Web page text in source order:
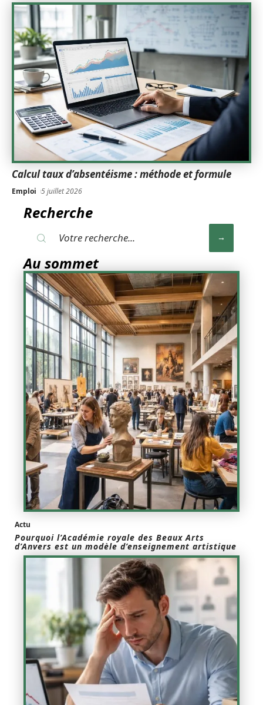
Calcul taux d’absentéisme : méthode et formule
Emploi 5 juillet 2026
Recherche
Au sommet
Actu
Pourquoi l’Académie royale des Beaux Arts
d’Anvers est un modèle d’enseignement artistique